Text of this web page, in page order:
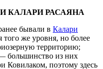
КАЛАРИ РАСАЯНА
бывали в Калари
того же уровня, но более
территорию;
большинство из них
Ковилаком, поэтому здесь